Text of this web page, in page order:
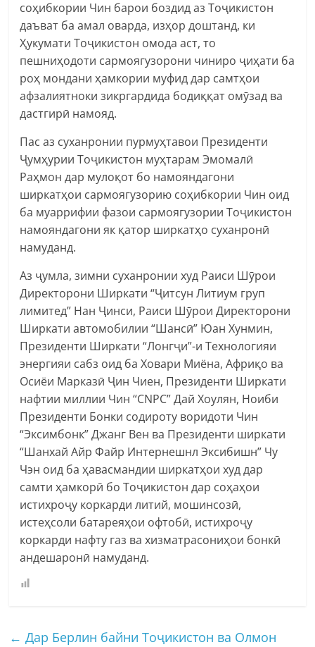
соҳибкории Чин барои боздид аз Тоҷикистон
даъват ба амал оварда, изҳор доштанд, ки
Ҳукумати Тоҷикистон омода аст, то
пешниҳодоти сармоягузорони чиниро ҷиҳати ба
роҳ мондани ҳамкории муфид дар самтҳои
афзалиятноки зикргардида бодиққат омӯзад ва
дастгирӣ намояд.
Пас аз суханронии пурмуҳтавои Президенти
Ҷумҳурии Тоҷикистон муҳтарам Эмомалӣ
Раҳмон дар мулоқот бо намояндагони
ширкатҳои сармоягузорию соҳибкории Чин оид
ба муаррифии фазои сармоягузории Тоҷикистон
намояндагони як қатор ширкатҳо суханронӣ
намуданд.
Аз ҷумла, зимни суханронии худ Раиси Шӯрои
Директорони Ширкати “Ҷитсун Литиум груп
лимитед” Нан Ҷинси, Раиси Шӯрои Директорони
Ширкати автомобилии “Шансӣ” Юан Хунмин,
Президенти Ширкати “Лонгҷи”-и Технологияи
энергияи сабз оид ба Ховари Миёна, Африқо ва
Осиёи Марказӣ Ҷин Чиен, Президенти Ширкати
нафтии миллии Чин “CNPC” Дай Хоулян, Ноиби
Президенти Бонки содироту воридоти Чин
“Эксимбонк” Джанг Вен ва Президенти ширкати
“Шанхай Айр Файр Интернешнл Эксибишн” Чу
Чэн оид ба ҳавасмандии ширкатҳои худ дар
самти ҳамкорӣ бо Тоҷикистон дар соҳаҳои
истихроҷу коркарди литий, мошинсозӣ,
истеҳсоли батареяҳои офтобӣ, истихроҷу
коркарди нафту газ ва хизматрасониҳои бонкӣ
андешаронӣ намуданд.
← Дар Берлин байни Тоҷикистон ва Олмон